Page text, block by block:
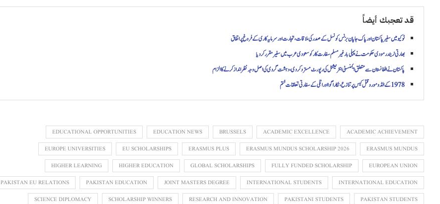
قد تعجبك أيضاً
ٹوکیو میں سفیر پاکستان اور پاک جاپان بزنس کونسل کے صدر کی ملاقات، تجارت اور سرمایہ کاری کے فروغ پر اتفاق
بھارتی نریندر مودی حکومت نے پہلی بار غیر مسلم سفارت کار کو سعودی عرب میں سفیر مقرر کر دیا
پاکستان نے افغانستان سے متعلق ایمنسٹی انٹرنیشنل کی رپورٹ مسترد کر دی، دہشت گردی کی اصل وجہ نظرانداز کرنے کا الزام
1978 کے الڈو مورو قتل کیس پر تنازع، نکاراگوا اور اٹلی کے سفارتی تعلقات ختم
ACADEMIC ACHIEVEMENT
ACADEMIC EXCELLENCE
BRUSSELS
EDUCATION NEWS
EDUCATIONAL OPPORTUNITIES
ERASMUS MUNDUS
ERASMUS MUNDUS SCHOLARSHIP 2026
ERASMUS PLUS
EU SCHOLARSHIPS
EUROPE UNIVERSITIES
EUROPEAN UNION
FULLY FUNDED SCHOLARSHIP
GLOBAL SCHOLARSHIPS
HIGHER EDUCATION
HIGHER LEARNING
INTERNATIONAL EDUCATION
INTERNATIONAL STUDENTS
JOINT MASTERS DEGREE
PAKISTAN EDUCATION
PAKISTAN EU RELATIONS
PAKISTAN STUDENTS
PAKISTANI STUDENTS
RESEARCH AND INNOVATION
SCHOLARSHIP WINNERS
SCIENCE DIPLOMACY